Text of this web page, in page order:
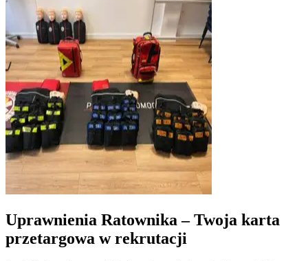
Uprawnienia Ratownika – Twoja karta
przetargowa w rekrutacji